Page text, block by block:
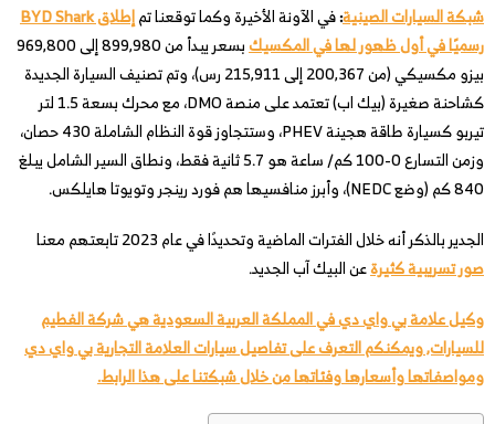
شبكة السيارات الصينية:في الآونة الأخيرة وكما توقعنا تم
إطلاق BYD Shark
رسميًا في أول ظهور لها في المكسيك
بسعر يبدأ من 899,980 إلى 969,800
بيزو مكسيكي (من 200,367 إلى 215,911 رس)، وتم تصنيف السيارة الجديدة
كشاحنة صغيرة (بيك اب) تعتمد على منصة DMO، مع محرك بسعة 1.5 لتر
تيربو كسيارة طاقة هجينة PHEV، وستتجاوز قوة النظام الشاملة 430 حصان،
وزمن التسارع 0-100 كم/ ساعة هو 5.7 ثانية فقط، ونطاق السير الشامل يبلغ
840 كم (وضع NEDC)، وأبرز منافسيها هم فورد رينجر وتويوتا هايلكس.
الجدير بالذكر أنه خلال الفترات الماضية وتحديدًا في عام 2023 تابعتهم معنا
صور تسريبية كثيرةعن البيك آب الجديد.
وكيل علامة بي واي دي في المملكة العربية السعودية هي شركة الفطيم
للسيارات, ويمكنكم التعرف على تفاصيل سيارات العلامة التجارية بي واي دي
ومواصفاتها وأسعارها وفئاتها من خلال شبكتنا على هذا الرابط.